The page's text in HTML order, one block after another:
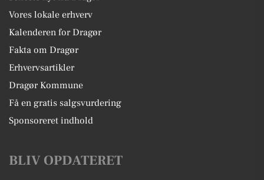
Vores lokale erhverv
Kalenderen for Dragør
Fakta om Dragør
Erhvervsartikler
Dragør Kommune
Få en gratis salgsvurdering
Sponsoreret indhold
BLIV OPDATERET